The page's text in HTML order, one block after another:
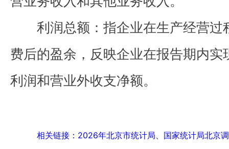
利润总额：指企业在生产经营
费后的盈余，反映企业在报告期内
利润和营业外收支净额。
相关链接：2026年北京市统计局、国家统计局北京